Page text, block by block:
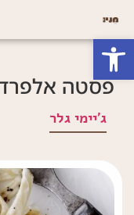
פתח סרגל נגישות
פסטה
ג'יימי גלר